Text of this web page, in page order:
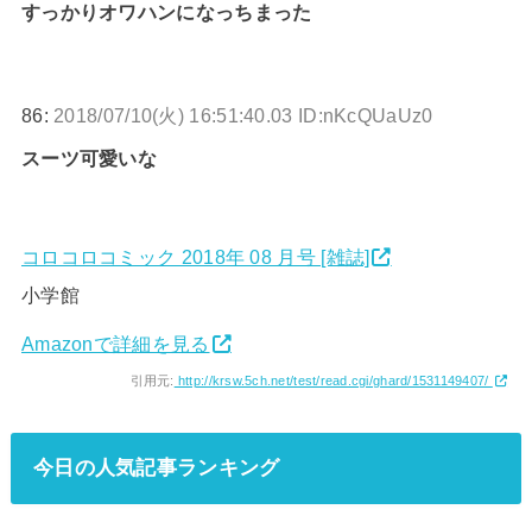
すっかりオワハンになっちまった
86: 2018/07/10(火) 16:51:40.03 ID:nKcQUaUz0
スーツ可愛いな
コロコロコミック 2018年 08 月号 [雑誌]
小学館
Amazonで詳細を見る
引用元: http://krsw.5ch.net/test/read.cgi/ghard/1531149407/
今日の人気記事ランキング